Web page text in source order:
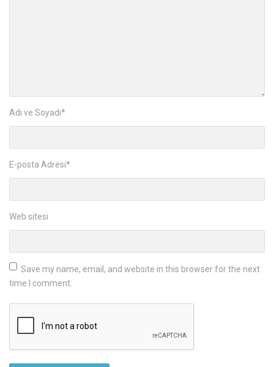
Adı ve Soyadı*
E-posta Adresi*
Web sitesi
Save my name, email, and website in this browser for the next
time I comment.